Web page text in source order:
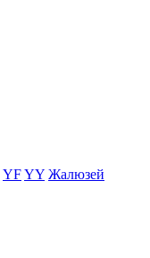
YFYY Жалюзей